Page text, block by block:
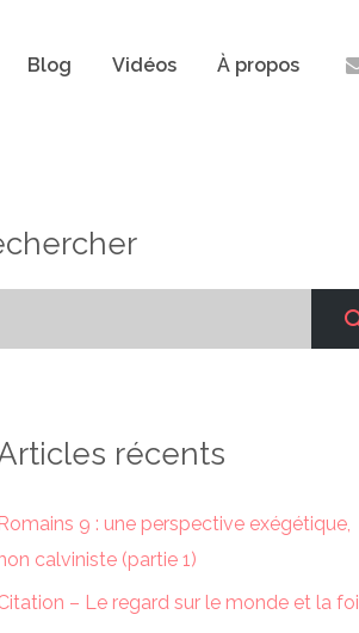
Blog Vidéos À propos
récents
Romains 9 : une perspective exégétique,
calviniste (partie 1)
– Le regard sur le monde et la foi